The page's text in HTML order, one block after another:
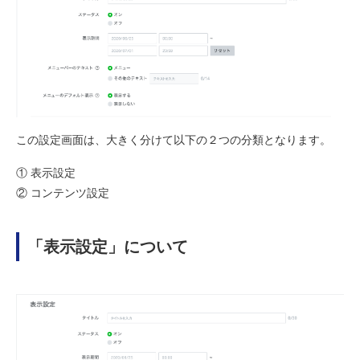
この設定画面は、大きく分けて以下の２つの分類となります。
① 表示設定
② コンテンツ設定
「表示設定」について